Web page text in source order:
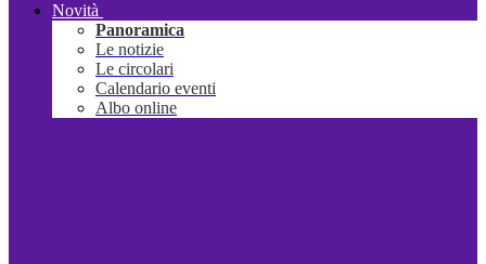
Novità
Panoramica
Le notizie
Le circolari
Calendario eventi
Albo online